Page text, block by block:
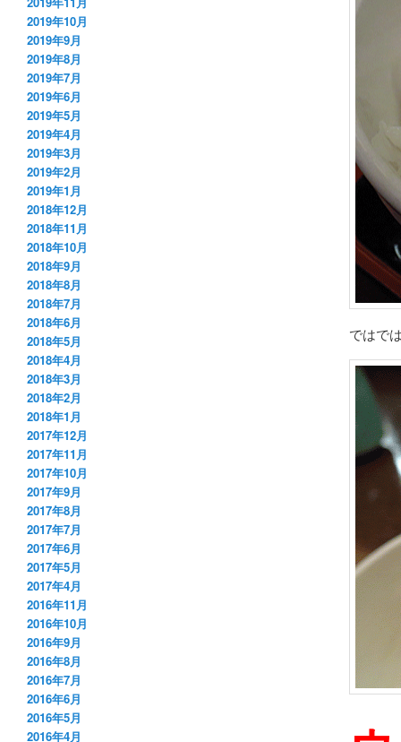
ではで
2019年10月
2019年9月
2019年8月
2019年7月
2019年6月
2019年5月
2019年4月
2019年3月
2019年2月
2019年1月
2018年12月
2018年11月
2018年10月
2018年9月
2018年8月
2018年7月
2018年6月
2018年5月
2018年4月
2018年3月
2018年2月
2018年1月
2017年12月
2017年11月
2017年10月
2017年9月
2017年8月
2017年7月
2017年6月
2017年5月
2017年4月
2016年11月
2016年10月
2016年9月
2016年8月
2016年7月
2016年6月
2016年5月
2016年4月